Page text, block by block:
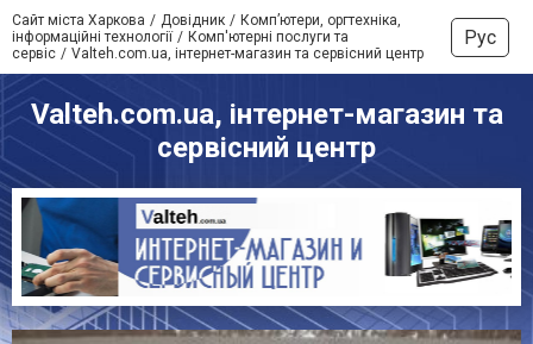
Сайт міста Харкова Довідник
Комп’ютери, оргтехніка,
інформаційні технології
Комп'ютерні послуги та
сервіс
Valteh.com.ua, інтернет-магазин та сервісний центр
Рус
Valteh.com.ua, інтернет-магазин та
сервісний центр